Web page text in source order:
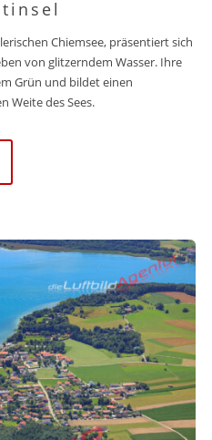
Chiemsee, präsentiert sich
von glitzerndem Wasser. Ihre
Grün und bildet einen
Weite des Sees.